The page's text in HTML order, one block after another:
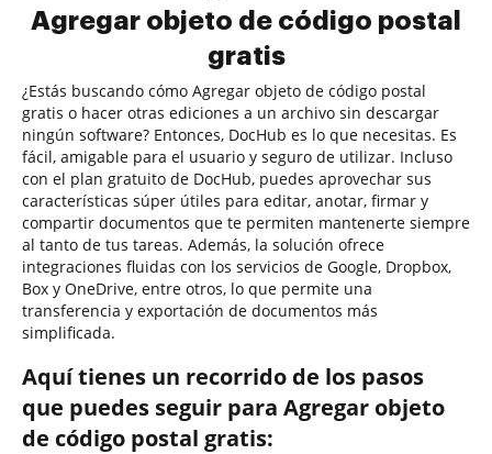
Agregar objeto de código postal
gratis
¿Estás buscando cómo Agregar objeto de código postal
gratis o hacer otras ediciones a un archivo sin descargar
ningún software? Entonces, DocHub es lo que necesitas. Es
fácil, amigable para el usuario y seguro de utilizar. Incluso
con el plan gratuito de DocHub, puedes aprovechar sus
características súper útiles para editar, anotar, firmar y
compartir documentos que te permiten mantenerte siempre
al tanto de tus tareas. Además, la solución ofrece
integraciones fluidas con los servicios de Google, Dropbox,
Box y OneDrive, entre otros, lo que permite una
transferencia y exportación de documentos más
simplificada.
Aquí tienes un recorrido de los pasos
que puedes seguir para Agregar objeto
de código postal gratis: